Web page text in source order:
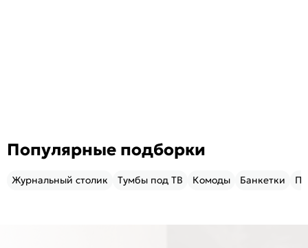
Популярные подборки
Журнальный столик Тумбы под ТВ Комоды Банкетки